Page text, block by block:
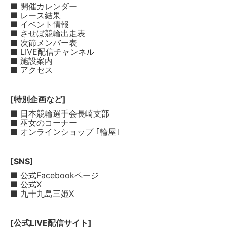
■ 開催カレンダー
■ レース結果
■ イベント情報
■ させぼ競輪出走表
■ 次節メンバー表
■ LIVE配信チャンネル
■ 施設案内
■ アクセス
[特別企画など]
■ 日本競輪選手会長崎支部
■ 巫女のコーナー
■ オンラインショップ ｢輪屋｣
[SNS]
■ 公式Facebookページ
■ 公式X
■ 九十九島三姫X
[公式LIVE配信サイト]